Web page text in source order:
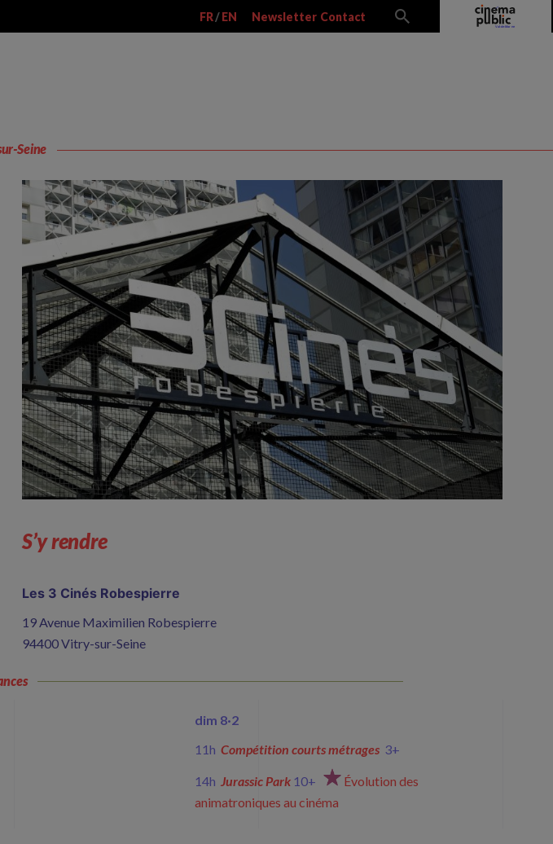
FR / EN Newsletter Contact
Seine
S’y rendre
Les 3 Cinés Robespierre
19 Avenue Maximilien Robespierre
94400 Vitry-sur-Seine
dim 8·2
11h Compétition courts métrages 3+
14h Jurassic Park 10+
Évolution des
animatroniques au cinéma